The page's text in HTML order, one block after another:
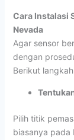
Cara Instalasi
Nevada
Agar sensor
dengan
Berikut
Pilih titik
biasanya pada